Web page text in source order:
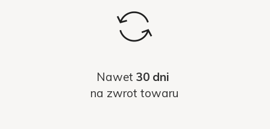
Nawet 30 dni
na zwrot towaru